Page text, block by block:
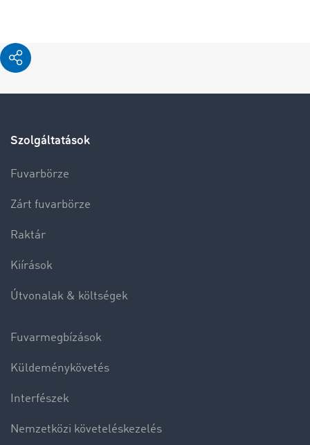
Szolgáltatások
Fuvarbörze
Zárt fuvarbörze
Raktár
Kiírások
Útvonalak & költségek
Fuvarmegbízások
Küldeménykövetés
Interfészek
Nemzetközi követeléskezelés